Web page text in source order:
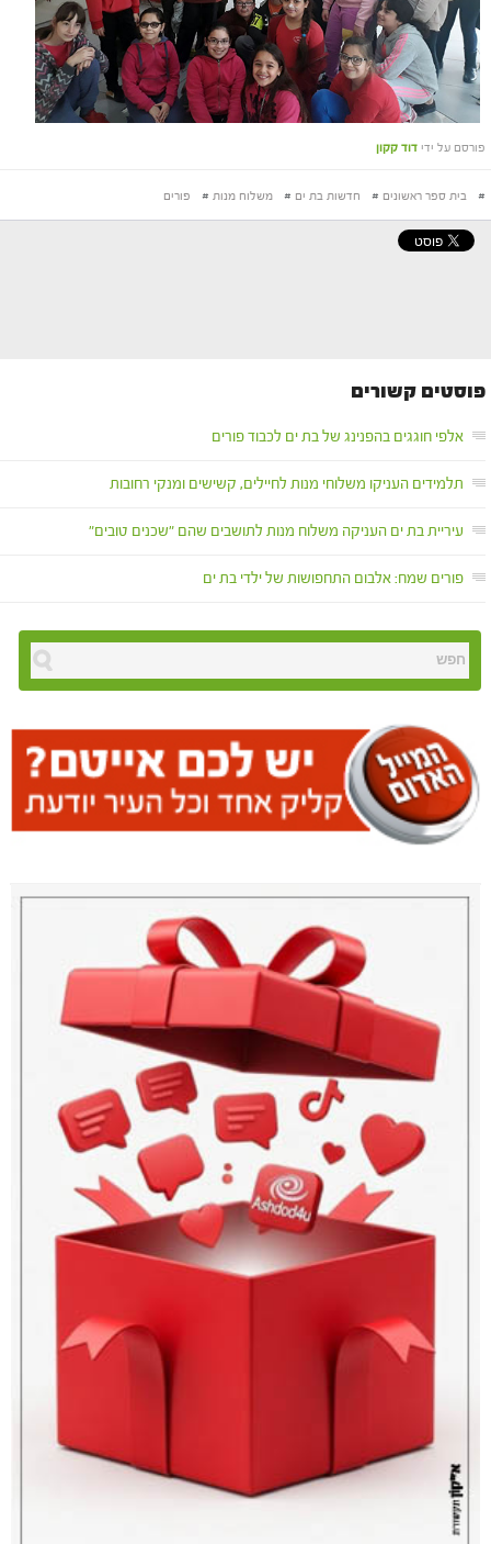
פורסם על ידי דוד קקון
# בית ספר ראשונים # חדשות בת ים # משלוח מנות # פורים
פוסטים קשורים
אלפי חוגגים בהפנינג של בת ים לכבוד פורים
תלמידים העניקו משלוחי מנות לחיילים, קשישים ומנקי רחובות
עיריית בת ים העניקה משלוח מנות לתושבים שהם "שכנים טובים"
פורים שמח: אלבום התחפושות של ילדי בת ים